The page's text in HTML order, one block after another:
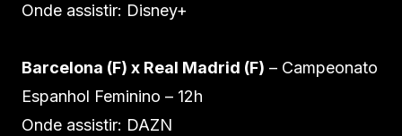
Onde assistir: Disney+
Barcelona (F) x Real Madrid (F) – Campeonato
Espanhol Feminino – 12h
Onde assistir: DAZN